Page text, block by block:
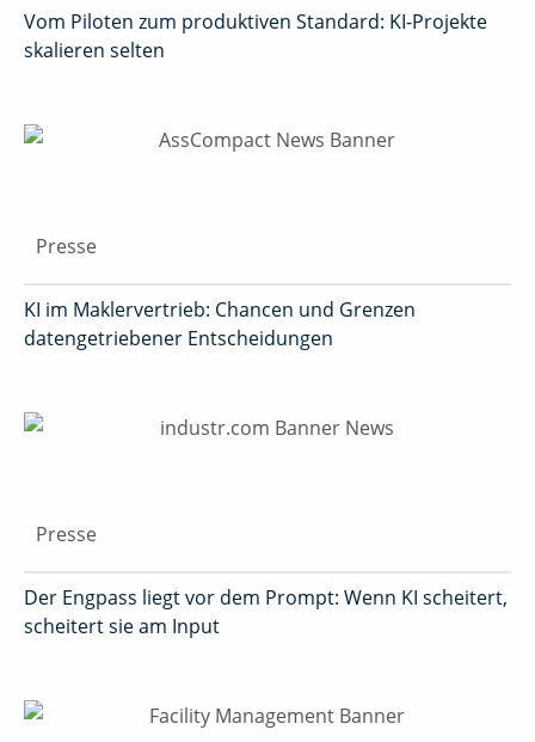
Vom Piloten zum produktiven Standard: KI-Projekte
skalieren selten
Presse
KI im Maklervertrieb: Chancen und Grenzen
datengetriebener Entscheidungen
Presse
Der Engpass liegt vor dem Prompt: Wenn KI scheitert,
scheitert sie am Input